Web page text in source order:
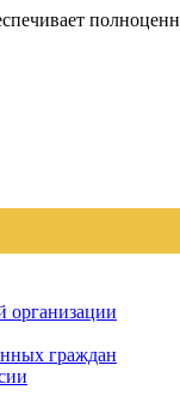
организации
граждан